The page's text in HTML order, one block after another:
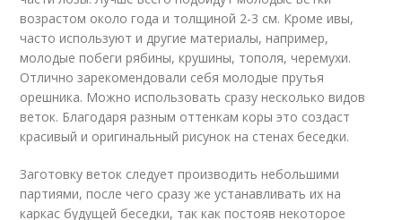
возрастом около года и толщиной 2-3 см. Кроме ивы,
часто используют и другие материалы, например,
молодые побеги рябины, крушины, тополя, черемухи.
Отлично зарекомендовали себя молодые прутья
орешника. Можно использовать сразу несколько видов
веток. Благодаря разным оттенкам коры это создаст
красивый и оригинальный рисунок на стенах беседки.
Заготовку веток следует производить небольшими
партиями, после чего сразу же устанавливать их на
каркас будущей беседки, так как постояв некоторое